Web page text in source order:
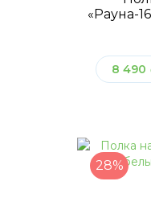
«Рауна-
8 490
28%